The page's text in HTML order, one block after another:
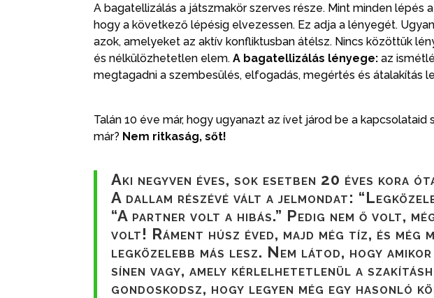
A bagatellizálás a játszmakör szerves része. Mint minden lépés
hogy a következő lépésig elvezessen. Ez adja a lényegét.
azok, amelyeket az aktív konfliktusban átélsz. Nincs közöttük
és nélkülözhetetlen elem.A bagatellizálás lényege:az
megtagadni a szembesülés, elfogadás, megértés és átalakítás
Talán 10 éve már, hogy ugyanazt az ívet járod be a
már? Nem ritkaság, sőt!
Aki negyven éves, sok esetben 20 éves kora
A dallam részévé vált a jelmondat:
“A partner volt a hibás.” Pedig nem ő volt,
volt! Ráment húsz éved, majd még tíz, és még
legközelebb más lesz. Nem látod, hogy
sínen vagy, amely kérlelhetetlenül a
gondoskodsz, hogy legyen még egy hasonló